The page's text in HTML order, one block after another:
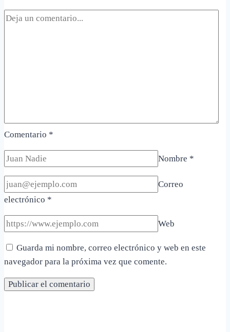
en
Comentario *
Nombre *
Correo
electrónico *
Web
Guarda mi nombre, correo electrónico y web en este
navegador para la próxima vez que comente.